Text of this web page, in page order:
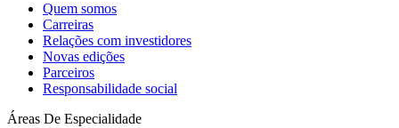
Quem somos
Carreiras
Relações com investidores
Novas edições
Parceiros
Responsabilidade social
Áreas De Especialidade